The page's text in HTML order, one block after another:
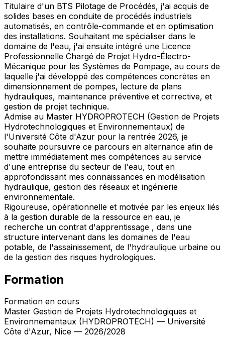
Titulaire d'un BTS Pilotage de Procédés, j'ai acquis de
solides bases en conduite de procédés industriels
automatisés, en contrôle-commande et en optimisation
des installations. Souhaitant me spécialiser dans le
domaine de l'eau, j'ai ensuite intégré une Licence
Professionnelle Chargé de Projet Hydro-Électro-
Mécanique pour les Systèmes de Pompage, au cours de
laquelle j'ai développé des compétences concrètes en
dimensionnement de pompes, lecture de plans
hydrauliques, maintenance préventive et corrective, et
gestion de projet technique.
Admise au Master HYDROPROTECH (Gestion de Projets
Hydrotechnologiques et Environnementaux) de
l'Université Côte d'Azur pour la rentrée 2026, je
souhaite poursuivre ce parcours en alternance afin de
mettre immédiatement mes compétences au service
d'une entreprise du secteur de l'eau, tout en
approfondissant mes connaissances en modélisation
hydraulique, gestion des réseaux et ingénierie
environnementale.
Rigoureuse, opérationnelle et motivée par les enjeux liés
à la gestion durable de la ressource en eau, je
recherche un contrat d'apprentissage , dans une
structure intervenant dans les domaines de l'eau
potable, de l'assainissement, de l'hydraulique urbaine ou
de la gestion des risques hydrologiques.
Formation
Formation en cours
Master Gestion de Projets Hydrotechnologiques et
Environnementaux (HYDROPROTECH) — Université
Côte d'Azur, Nice — 2026/2028